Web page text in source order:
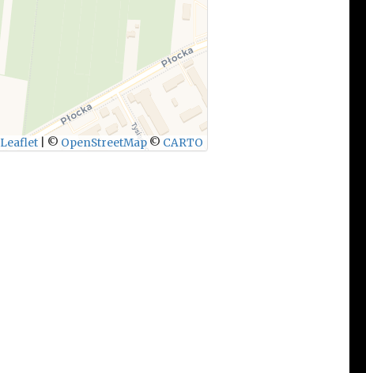
Leaflet © OpenStreetMap © CARTO